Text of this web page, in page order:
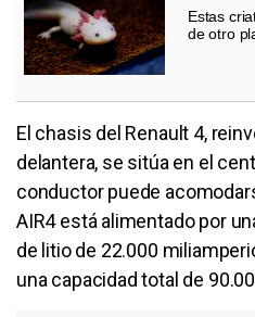
Estas
de otro
El chasis del Renault 4,
delantera, se sitúa en el
conductor puede
AIR4 está alimentado por
de litio de 22.000
una capacidad total de